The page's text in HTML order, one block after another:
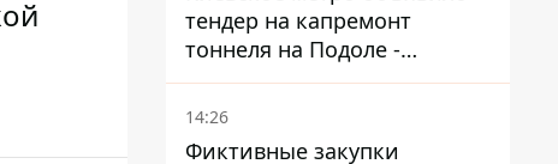
тендер на капремонт
тоннеля на Подоле -
продлится почти два года
14:26
Фиктивные закупки